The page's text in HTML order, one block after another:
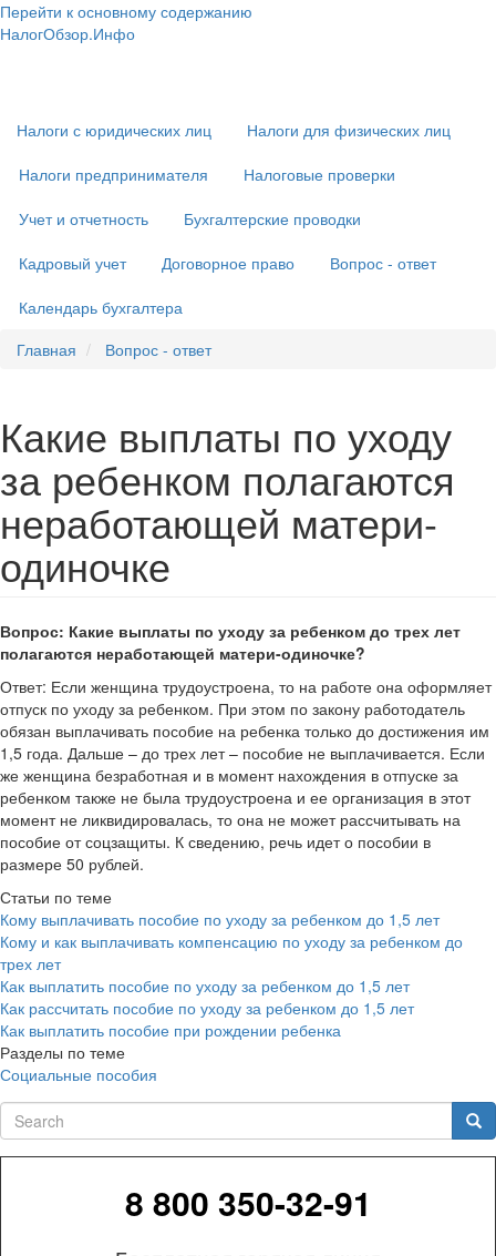
Перейти к основному содержанию
НалогОбзор.Инфо
Налоги с юридических лиц
Налоги для физических лиц
Налоги предпринимателя
Налоговые проверки
Учет и отчетность
Бухгалтерские проводки
Кадровый учет
Договорное право
Вопрос - ответ
Календарь бухгалтера
Главная
Вопрос - ответ
Какие выплаты по уходу
за ребенком полагаются
неработающей матери-
одиночке
Вопрос: Какие выплаты по уходу за ребенком до трех лет
полагаются неработающей матери-одиночке?
Ответ: Если женщина трудоустроена, то на работе она оформляет
отпуск по уходу за ребенком. При этом по закону работодатель
обязан выплачивать пособие на ребенка только до достижения им
1,5 года. Дальше – до трех лет – пособие не выплачивается. Если
же женщина безработная и в момент нахождения в отпуске за
ребенком также не была трудоустроена и ее организация в этот
момент не ликвидировалась, то она не может рассчитывать на
пособие от соцзащиты. К сведению, речь идет о пособии в
размере 50 рублей.
Статьи по теме
Кому выплачивать пособие по уходу за ребенком до 1,5 лет
Кому и как выплачивать компенсацию по уходу за ребенком до
трех лет
Как выплатить пособие по уходу за ребенком до 1,5 лет
Как рассчитать пособие по уходу за ребенком до 1,5 лет
Как выплатить пособие при рождении ребенка
Разделы по теме
Социальные пособия
Search
8 800 350-32-91